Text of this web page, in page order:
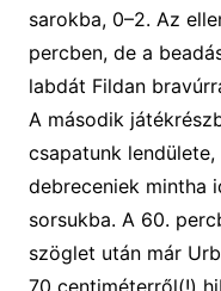
sarokba, 0–2. Az
percben, de a
labdát Fildan
A második
csapatunk
debreceniek mintha
sorsukba. A 60.
szöglet után már